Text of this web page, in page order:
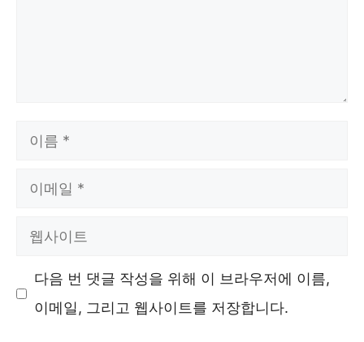
이
다음 번 댓글 작성을 위해 이 브라우저에 이름,
이메일, 그리고 웹사이트를 저장합니다.